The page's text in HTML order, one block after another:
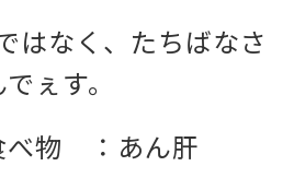
はなく、たちばなさ
ぇす。
べ物 ：あん肝